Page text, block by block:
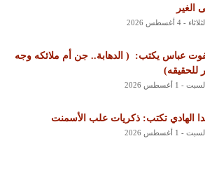
الغير
الثلاثاء - 4 أغسطس 2026
عباس يكتب: ‏ ‏( الدهابة.. جن أم ملائكه وجه
للحقيقه)
السبت - 1 أغسطس 2026
الهادي تكتب: ذكريات علب الأسمنت
السبت - 1 أغسطس 2026